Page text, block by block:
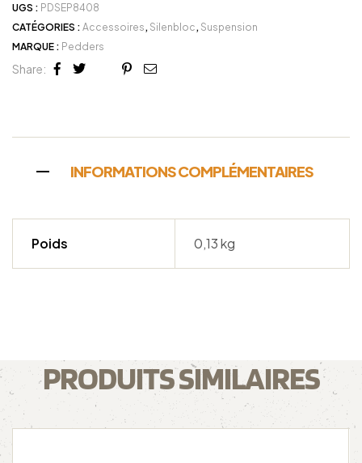
UGS : PDSEP8408
CATÉGORIES : Accessoires, Silenbloc, Suspension
MARQUE : Pedders
Share:
Facebook
TwitterLinkedin
Google+
Pinterest
Email
INFORMATIONS COMPLÉMENTAIRES
Poids 0,13 kg
PRODUITS SIMILAIRES